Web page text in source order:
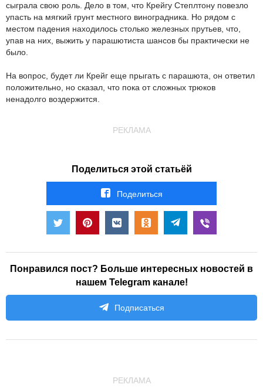
сыграла свою роль. Дело в том, что Крейгу Степлтону повезло
упасть на мягкий грунт местного виноградника. Но рядом с
местом падения находилось столько железных прутьев, что,
упав на них, выжить у парашютиста шансов бы практически не
было.
На вопрос, будет ли Крейг еще прыгать с парашюта, он ответил
положительно, но сказал, что пока от сложных трюков
ненадолго воздержится.
РЕКЛАМА
Поделиться этой статьёй
Поделиться
Понравился пост? Больше интересных новостей в
нашем Telegram канале!
Подписаться
РЕКЛАМА